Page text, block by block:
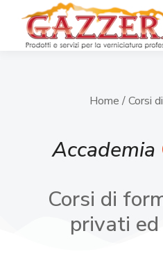
Home / Corsi
Accademia
Corsi di
privati ed